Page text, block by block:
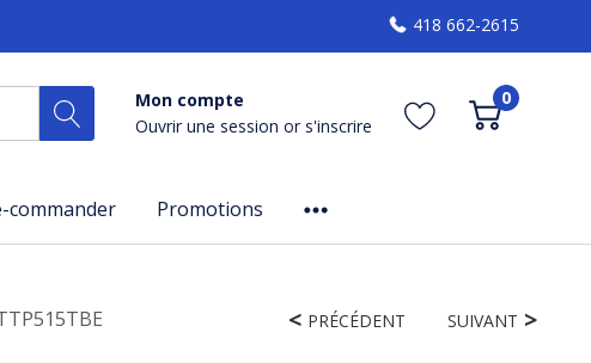
418 662-2615
Mon compte
Ouvrir une session or s'inscrire
0
commander Promotions
PRÉCÉDENT SUIVANT